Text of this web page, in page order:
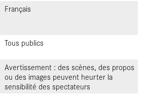
Français
Tous publics
Avertissement : des scènes, des propos
ou des images peuvent heurter la
sensibilité des spectateurs